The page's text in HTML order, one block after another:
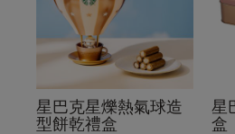
星巴克星爍熱氣球造
型餅乾禮盒
星
盒